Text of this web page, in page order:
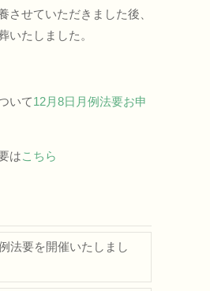
させていただきました後、
いたしました。
いて12月8日月例法要お申
はこちら
法要を開催いたしまし